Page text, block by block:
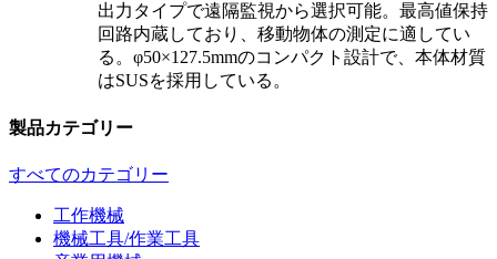
出力タイプで遠隔監視から選択可能。最高値保持
回路内蔵しており、移動物体の測定に適してい
る。φ50×127.5mmのコンパクト設計で、本体材質
はSUSを採用している。
製品カテゴリー
すべてのカテゴリー
工作機械
機械工具/作業工具